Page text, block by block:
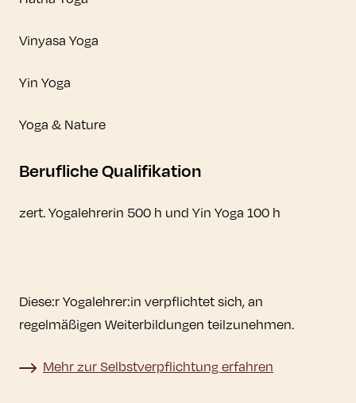
Vinyasa Yoga
Yin Yoga
Yoga & Nature
Berufliche Qualifikation
zert. Yogalehrerin 500 h und Yin Yoga 100 h
Diese:r Yogalehrer:in verpflichtet sich, an
regelmäßigen Weiterbildungen teilzunehmen.
Mehr zur Selbstverpflichtung erfahren